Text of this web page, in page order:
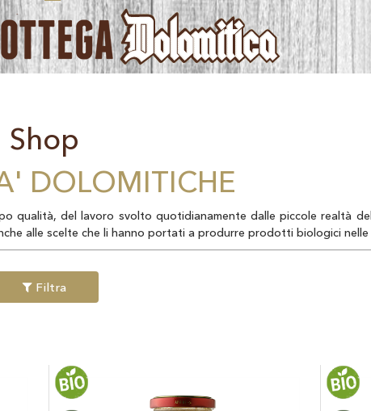
Shop
DOLOMITICHE
del lavoro svolto quotidianamente dalle piccole realtà
alle scelte che li hanno portati a produrre prodotti biologici nelle
Filtra